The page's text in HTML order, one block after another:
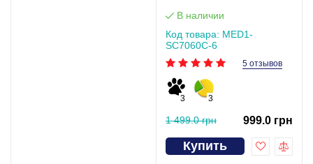
В наличии
Код товара: MED1-
SC7060C-6
5 отзывов
3 3
1 499.0 грн 999.0 грн
Купить